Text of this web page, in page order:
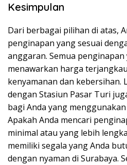
Kesimpulan
Dari berbagai pilihan di atas,
penginapan yang sesuai
anggaran. Semua
menawarkan harga
kenyamanan dan kebersihan.
dengan Stasiun Pasar Turi
bagi Anda yang
Apakah Anda mencari
minimal atau yang lebih
memiliki segala yang Anda
dengan nyaman di Surabaya.